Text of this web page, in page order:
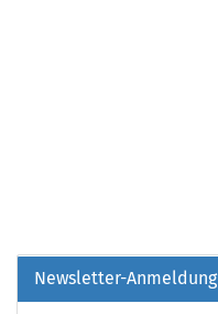
Newsletter-Anmeldung